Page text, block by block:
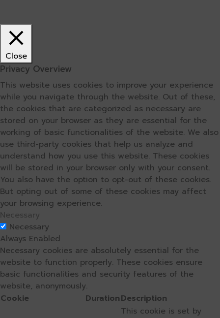
Close
Privacy Overview
This website uses cookies to improve your experience
while you navigate through the website. Out of these,
the cookies that are categorized as necessary are
stored on your browser as they are essential for the
working of basic functionalities of the website. We also
use third-party cookies that help us analyze and
understand how you use this website. These cookies
will be stored in your browser only with your consent.
You also have the option to opt-out of these cookies.
But opting out of some of these cookies may affect
your browsing experience.
Necessary
Necessary
Always Enabled
Necessary cookies are absolutely essential for the
website to function properly. These cookies ensure
basic functionalities and security features of the
website, anonymously.
Cookie
DurationDescription
This cookie is set by